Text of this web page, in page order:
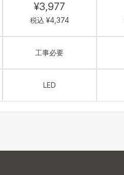
¥3,977
税込 ¥4,374
工事必要
LED